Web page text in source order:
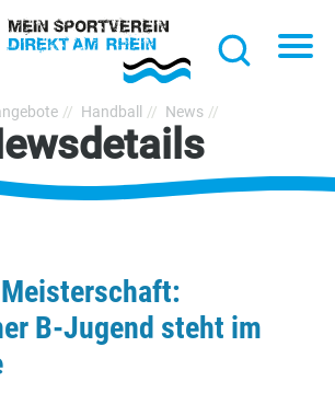
Handball News
B-Jugend steht im